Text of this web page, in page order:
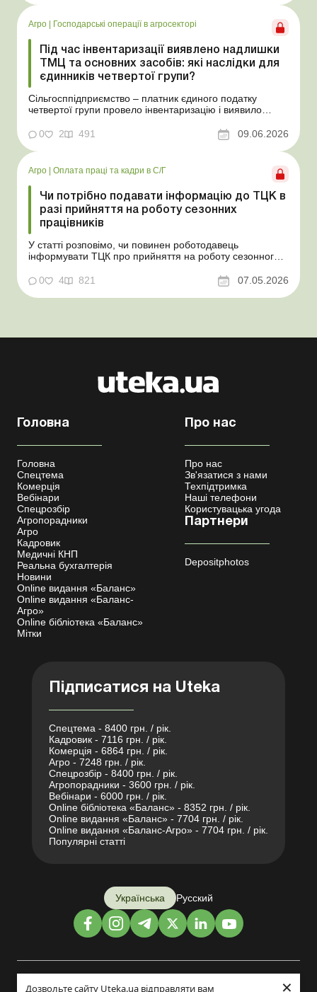
Дозвольте сайту Uteka.ua відправляти вам
років. У такому разі перед емфітевтом і власник...
Агро | Господарські операції в агросекторі
Під час інвентаризації виявлено надлишки
ТМЦ та основних засобів: які наслідки для
єдинників четвертої групи?
Сільгосппідприємство – платник єдиного податку
четвертої групи провело інвентаризацію і виявило
товарів, продукції власного виробництва, а також
основних засобів (далі – ОЗ). Як вплинуть такі
надлишки при їх оприбуткуванні на частку сільгоспто...
0 2 491 09.06.2026
Агро | Оплата праці та кадри в С/Г
Чи потрібно подавати інформацію до ТЦК в
разі прийняття на роботу сезонних
працівників
У статті розповімо, чи повинен роботодавець
інформувати ТЦК про прийняття на роботу сезонного
агропідприємств приймає працівників на сезонні
роботи. Через значні штрафні санкції за порушення
порядку ведення військового обліку в
0 4 821 07.05.2026
Головна
Головна
Спецтема
Комерція
Вебінари
Спецрозбір
Агропорадники
Агро
Кадровик
Медичні КНП
Реальна бухгалтерія
Новини
Online видання «Баланс»
Online видання «Баланс-
Агро»
Online бібліотека «Баланс»
Мітки
Про нас
Про нас
Зв'язатися з нами
Техпідтримка
Наші телефони
Користувацька угода
Партнери
Depositphotos
Підписатися на Uteka
Спецтема - 8400 грн. / рік.
Кадровик - 7116 грн. / рік.
Комерція - 6864 грн. / рік.
Агро - 7248 грн. / рік.
Спецрозбір - 8400 грн. / рік.
Агропорадники - 3600 грн. / рік.
Вебінари - 6000 грн. / рік.
Online бібліотека «Баланс» - 8352 грн. / рік.
Online видання «Баланс» - 7704 грн. / рік.
Online видання «Баланс-Агро» - 7704 грн. / рік.
Популярні статті
Українська Русский
Дизайн і розробка: